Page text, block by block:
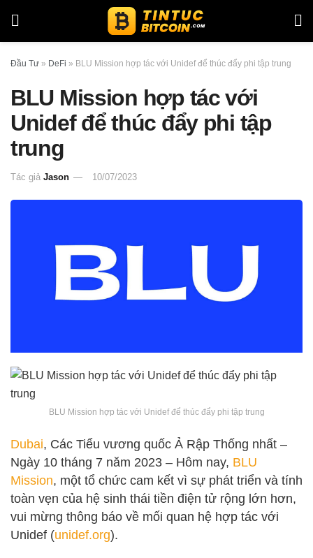
Đầu Tư » DeFi » BLU Mission hợp tác với Unidef để thúc đẩy phi tập trung
BLU Mission hợp tác với
Unidef để thúc đẩy phi tập
trung
Tác giả Jason 10/07/2023
BLU Mission hợp tác với Unidef để thúc đẩy phi tập trung
Dubai, Các Tiểu vương quốc Ả Rập Thống nhất –
Ngày 10 tháng 7 năm 2023 – Hôm nay, BLU
Mission, một tổ chức cam kết vì sự phát triển và tính
toàn vẹn của hệ sinh thái tiền điện tử rộng lớn hơn,
vui mừng thông báo về mối quan hệ hợp tác với
Unidef (unidef.org).